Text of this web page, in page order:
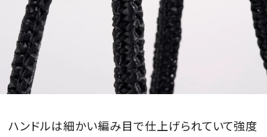
ハンドルは細かい編み目で仕上げられていて強度